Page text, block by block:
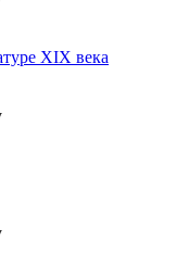
XIX века